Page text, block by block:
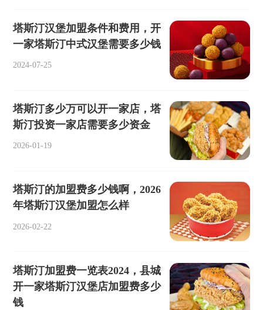
塔斯汀汉堡加盟条件和费用，开
一家塔斯汀中式汉堡需要多少钱
2024-07-25
塔斯汀多少万可以开一家店，塔
斯汀投资一家店需要多少资金
2026-01-19
塔斯汀的加盟费多少钱啊，2026
年塔斯汀汉堡加盟怎么样
2026-02-22
塔斯汀加盟费一览表2024，县城
开一家塔斯汀汉堡店加盟费多少
钱